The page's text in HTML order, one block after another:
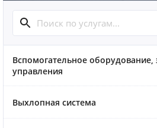
Вспомогательное
управления
Выхлопная система